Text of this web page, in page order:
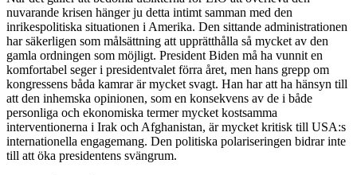
nuvarande krisen hänger ju detta intimt samman med den
inrikespolitiska situationen i Amerika. Den sittande administrationen
har säkerligen som målsättning att upprätthålla så mycket av den
gamla ordningen som möjligt. President Biden må ha vunnit en
komfortabel seger i presidentvalet förra året, men hans grepp om
kongressens båda kamrar är mycket svagt. Han har att ha hänsyn till
att den inhemska opinionen, som en konsekvens av de i både
personliga och ekonomiska termer mycket kostsamma
interventionerna i Irak och Afghanistan, är mycket kritisk till USA:s
internationella engagemang. Den politiska polariseringen bidrar inte
till att öka presidentens svängrum.